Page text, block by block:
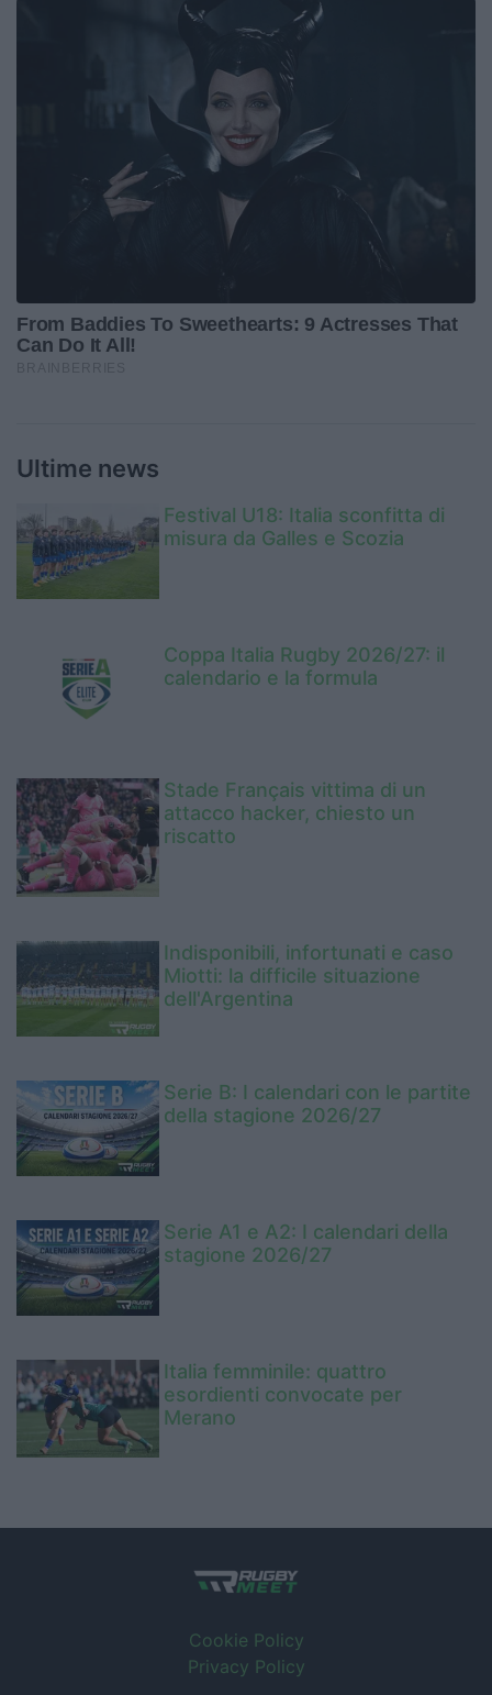
Ultime news
Festival U18: Italia sconfitta di
misura da Galles e Scozia
Coppa Italia Rugby 2026/27: il
calendario e la formula
Stade Français vittima di un
attacco hacker, chiesto un
riscatto
Indisponibili, infortunati e caso
Miotti: la difficile situazione
dell'Argentina
Serie B: I calendari con le partite
della stagione 2026/27
Serie A1 e A2: I calendari della
stagione 2026/27
Italia femminile: quattro
esordienti convocate per
Merano
Cookie Policy
Privacy Policy